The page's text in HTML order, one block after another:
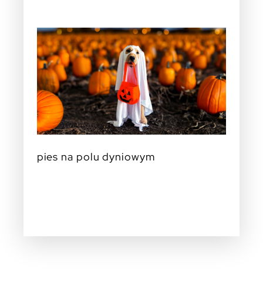
pies na polu dyniowym